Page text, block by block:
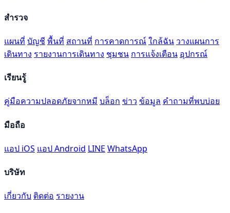
สำรวจ
แผนที่ บัญชี พื้นที่ สถานที่ การคาดการณ์ใกล้ฉัน วางแผนการ
เดินทาง รายงานการเดินทาง ชุมชน การแจ้งเตือน อุปกรณ์
เรียนรู้
คู่มือความปลอดภัยจากหมี บล็อก ข่าว ข้อมูล คำถามที่พบบ่อย
มือถือ
แอป iOS แอป Android LINE WhatsApp
บริษัท
เกี่ยวกับ ติดต่อ รายงาน